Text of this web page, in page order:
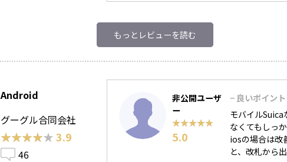
もっとレビューを読む
Android
グーグル合同会社
★★★★★
★★★★★ 3.9
46
非公開ユーザ
ー
★★★★★
★★★★★
5.0
− 良いポイント
モバイル
なくてもしっ
iosの場合は改
と、改札から